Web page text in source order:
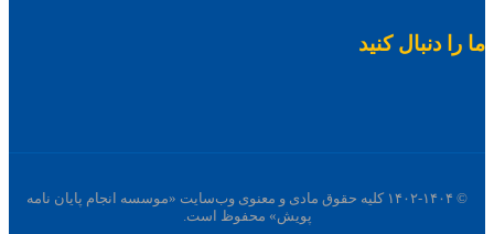
ما را دنبال کنید
© ۱۴۰۲-۱۴۰۴ کلیه حقوق مادی و معنوی وب‌سایت «موسسه انجام پایان نامه
پویش» محفوظ است.